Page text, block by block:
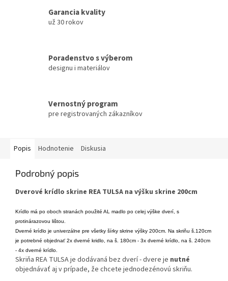
Garancia kvality
už 30 rokov
Poradenstvo s výberom
designu i materiálov
Vernostný program
pre registrovaných zákazníkov
Popis Hodnotenie Diskusia
Podrobný popis
Dverové krídlo skrine REA TULSA na výšku skrine 200cm
Krídlo má po oboch stranách použité AL madlo po celej výške dverí, s
protinárazovou lištou.
Dverné krídlo je univerzálne pre všetky šírky skrine výšky 200cm. Na skriňu š.120cm
je potrebné objednať 2x dverné kridlo, na š. 180cm - 3x dverné krídlo, na š. 240cm
- 4x dverné krídlo.
Skriňa REA TULSA je dodávaná bez dverí - dvere je nutné
objednávať aj v prípade, že chcete jednodezénovú skriňu.